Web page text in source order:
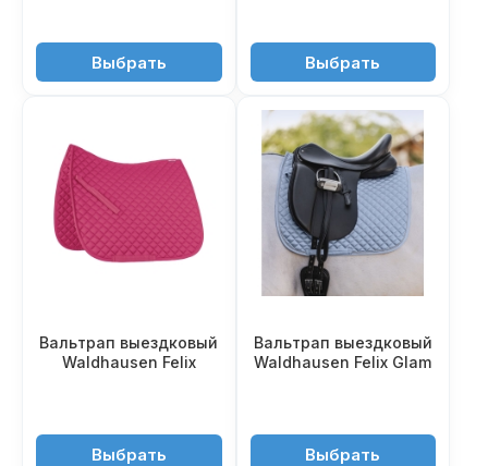
13'950 ₽Выбрать 3'250 ₽Выбрать
Вальтрап выездковый
Waldhausen Felix
3'300 ₽Выбрать
Вальтрап выездковый
Waldhausen Felix Glam
3'850 ₽Выбрать